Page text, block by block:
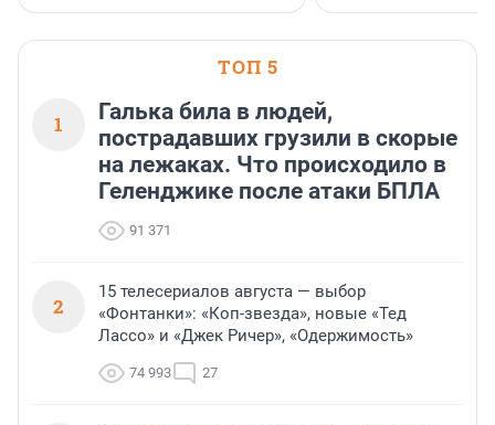
ТОП 5
1
Галька била в людей,
пострадавших грузили в скорые
на лежаках. Что происходило в
Геленджике после атаки БПЛА
91 371
2
15 телесериалов августа — выбор
«Фонтанки»: «Коп-звезда», новые «Тед
Лассо» и «Джек Ричер», «Одержимость»
74 993 27